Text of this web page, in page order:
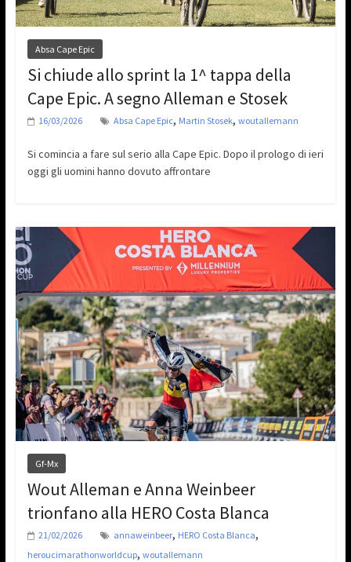
Absa Cape Epic
Si chiude allo sprint la 1^ tappa della
Cape Epic. A segno Alleman e Stosek
16/03/2026 Absa Cape Epic, Martin Stosek, woutallemann
Si comincia a fare sul serio alla Cape Epic. Dopo il prologo di ieri
oggi gli uomini hanno dovuto affrontare
Gf-Mx
Wout Alleman e Anna Weinbeer
trionfano alla HERO Costa Blanca
21/02/2026 annaweinbeer, HERO Costa Blanca,
heroucimarathonworldcup, woutallemann